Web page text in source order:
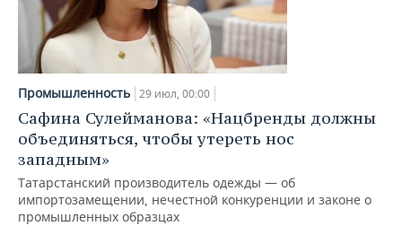
Промышленность 29 июл, 00:00
Сафина Сулейманова: «Нацбренды должны
объединяться, чтобы утереть нос
западным»
Татарстанский производитель одежды — об
импортозамещении, нечестной конкуренции и законе о
промышленных образцах